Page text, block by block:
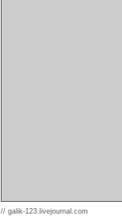
// galik-123.livejournal.com